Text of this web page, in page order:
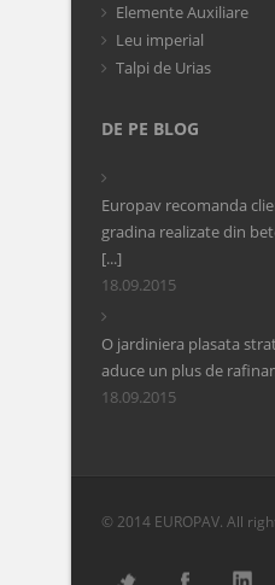
Elemente Auxiliare
Leu imperial
Talpi de Urias
DE PE BLOG
Europav recomanda
gradina realizate din
[...]
18.09.2015
O jardiniera plasata
aduce un plus de
18.09.2015
© 2014 EUROPAV. All